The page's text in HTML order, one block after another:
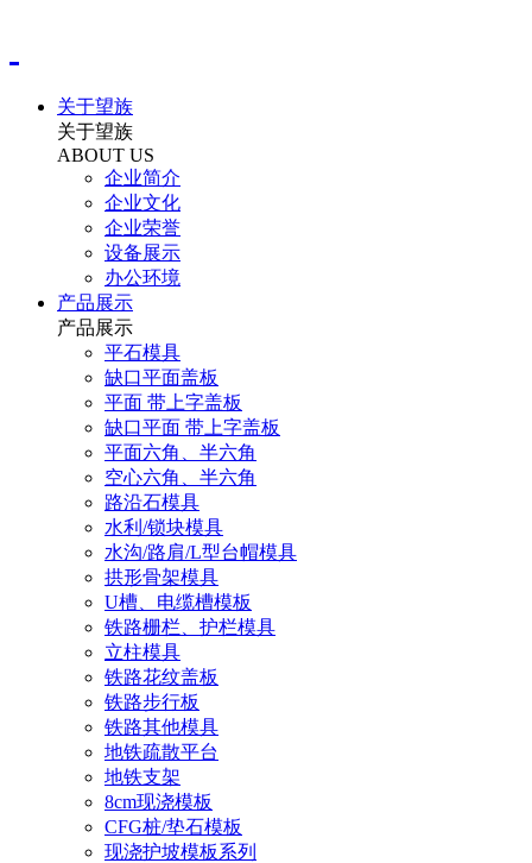
关于望族
关于望族
ABOUT US
企业简介
企业文化
企业荣誉
设备展示
办公环境
产品展示
产品展示
平石模具
缺口平面盖板
平面 带上字盖板
缺口平面 带上字盖板
平面六角、半六角
空心六角、半六角
路沿石模具
水利/锁块模具
水沟/路肩/L型台帽模具
拱形骨架模具
U槽、电缆槽模板
铁路栅栏、护栏模具
立柱模具
铁路花纹盖板
铁路步行板
铁路其他模具
地铁疏散平台
地铁支架
8cm现浇模板
CFG桩/垫石模板
现浇护坡模板系列